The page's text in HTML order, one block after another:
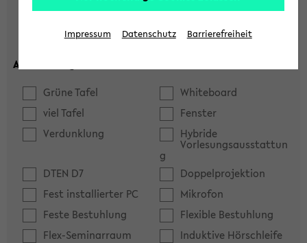
max. Plätze:
Ausstattung:
Grüne Tafel
Whiteboard
viel Tafel
Fenster
Verdunklung
Hybride
Vorlesungsausstattun
g
DTEN D7
Doppelprojektion
Fest installierter PC
Mikrofon
Feste Bestuhlung
Flexible Bestuhlung
Flex-Seminarraum
Induktive Hörschleife
Impressum Datenschutz Barrierefreiheit